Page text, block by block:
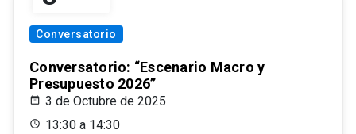
Conversatorio
Conversatorio: “Escenario Macro y
Presupuesto 2026”
3 de Octubre de 2025
13:30 a 14:30